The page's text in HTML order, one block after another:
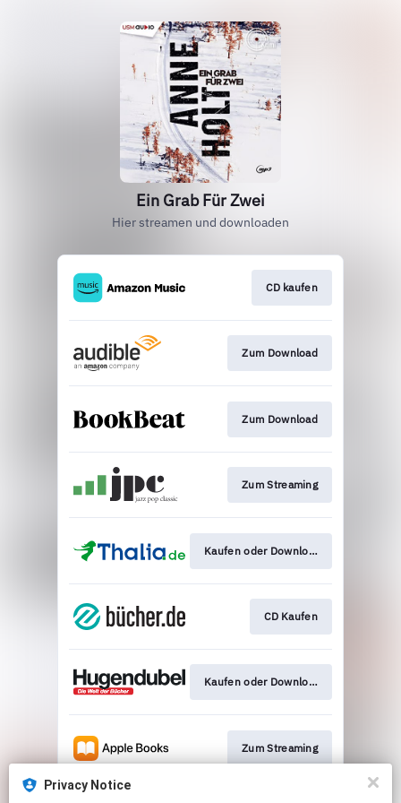
Privacy Notice
Ein Grab Für Zwei
Hier streamen und downloaden
CD kaufen
Zum Download
Zum Download
Zum Streaming
Kaufen oder Download
CD Kaufen
Kaufen oder Download
Zum Streaming